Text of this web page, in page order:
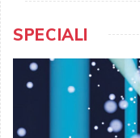
SPECIALI